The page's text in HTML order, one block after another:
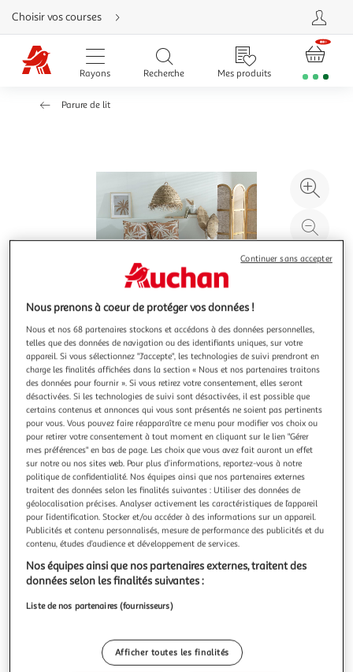
Aller
directement
au
contenu
Aller
directement
Aller
Choisir vos courses
Rayons Recherche Mes produits
Parure de lit
à
Illustration
précédente
Illustration
suivante
FUTURE HOME
Parure de lit 2 personnes en coton 57 fils imprimé
camel
Parure de lit en coton réversible imprimé palmiers 57 fils
camel comprenant 1 housse de couette + 2 taies d'oreiller
63x63cm.Avec notre parure de lit LOLA en 100% coton,
nous avons opté pour un motif tropical. Ces motifs
d'inspiration traditionnels, déclinés dans une gamme de
tons neutres beige et c
En savoir +
Vendu par Future Home
Couleur
Marron
Taille
Nous prenons à coeur de protéger vos données !
Nous et nos 68 partenaires stockons et accédons à des données personnelles,
telles que des données de navigation ou des identifiants uniques, sur votre
appareil. Si vous sélectionnez "J'accepte", les technologies de suivi prendront en
charge les finalités affichées dans la section « Nous et nos partenaires traitons
des données pour fournir ». Si vous retirez votre consentement, elles seront
désactivées. Si les technologies de suivi sont désactivées, il est possible que
certains contenus et annonces qui vous sont présentés ne soient pas pertinents
pour vous. Vous pouvez faire réapparaître ce menu pour modifier vos choix ou
pour retirer votre consentement à tout moment en cliquant sur le lien "Gérer
mes préférences" en bas de page. Les choix que vous avez fait auront un effet
sur notre ou nos sites web. Pour plus d’informations, reportez-vous à notre
politique de confidentialité. Nos équipes ainsi que nos partenaires externes
traitent des données selon les finalités suivantes : Utiliser des données de
géolocalisation précises. Analyser activement les caractéristiques de l’appareil
pour l’identification. Stocker et/ou accéder à des informations sur un appareil.
Publicités et contenu personnalisés, mesure de performance des publicités et du
contenu, études d’audience et développement de services.
Nos équipes ainsi que nos partenaires externes, traitent des
données selon les finalités suivantes :
Liste de nos partenaires (fournisseurs)
Afficher toutes les finalités
Continuer sans accepter